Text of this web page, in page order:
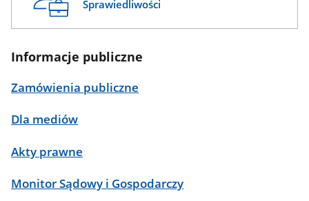
Sprawiedliwości
Informacje publiczne
Zamówienia publiczne
Dla mediów
Akty prawne
Monitor Sądowy i Gospodarczy